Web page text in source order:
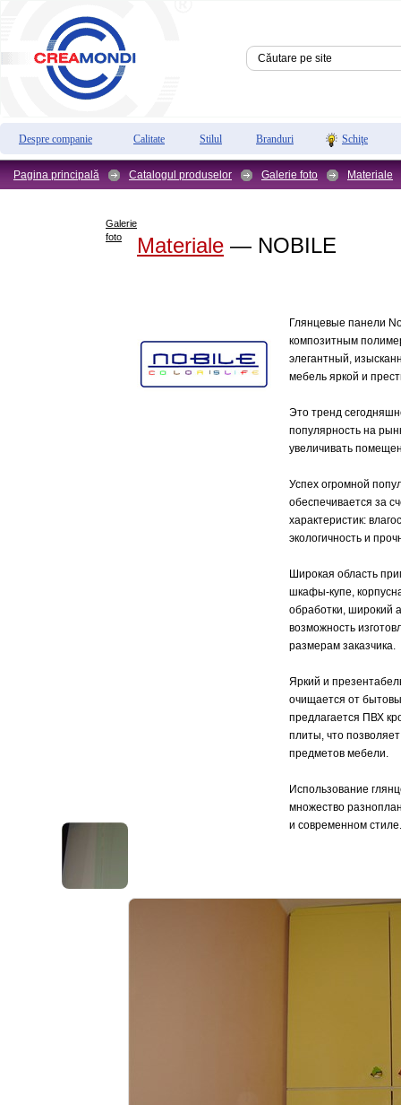
Despre companie Calitate Stilul Branduri Schiţe
Pagina principală Catalogul produselor Galerie foto Materiale
Galerie
foto
Materiale — NOBILE
Глянцевые панели
композитным
элегантный,
мебель яркой и
Это тренд
популярность на
увеличивать
Успех огромной
обеспечивается за
характеристик:
экологичность и
Широкая область
шкафы-купе,
обработки, широкий
возможность
размерам заказчика.
Яркий и
очищается от
предлагается ПВХ
плиты, что
предметов мебели.
Использование
множество
и современном стиле.